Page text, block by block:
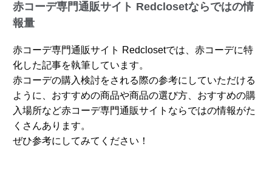
赤コーデ専門通販サイト Redclosetならではの情
報量
赤コーデ専門通販サイト Redclosetでは、赤コーデに特
化した記事を執筆しています。
赤コーデの購入検討をされる際の参考にしていただける
ように、おすすめの商品や商品の選び方、おすすめの購
入場所など赤コーデ専門通販サイトならではの情報がた
くさんあります。
ぜひ参考にしてみてください！